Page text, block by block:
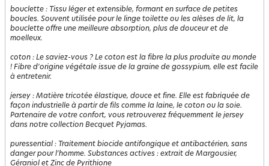
bouclette : Tissu léger et extensible, formant en surface de petites
boucles. Souvent utilisée pour le linge toilette ou les alèses de lit, la
bouclette offre une meilleure absorption, plus de douceur et de
moelleux.
coton : Le saviez-vous ? Le coton est la fibre la plus produite au monde
! Fibre d'origine végétale issue de la graine de gossypium, elle est facile
à entretenir.
jersey : Matière tricotée élastique, douce et fine. Elle est fabriquée de
façon industrielle à partir de fils comme la laine, le coton ou la soie.
Partenaire de votre confort, vous retrouverez fréquemment le jersey
dans notre collection Becquet Pyjamas.
puressential : Traitement biocide antifongique et antibactérien, sans
danger pour l'homme. Substances actives : extrait de Margousier,
Géraniol et Zinc de Pyrithione